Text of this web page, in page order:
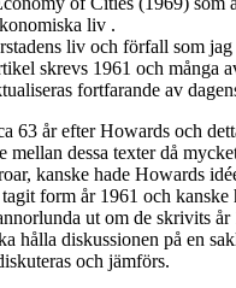
liv .
liv och förfall som
skrevs 1961 och många
fortfarande av
63 år efter Howards och
mellan dessa texter då
kanske hade Howards
form år 1961 och kanske
ut om de skrivits
hålla diskussionen på en
och jämförs.